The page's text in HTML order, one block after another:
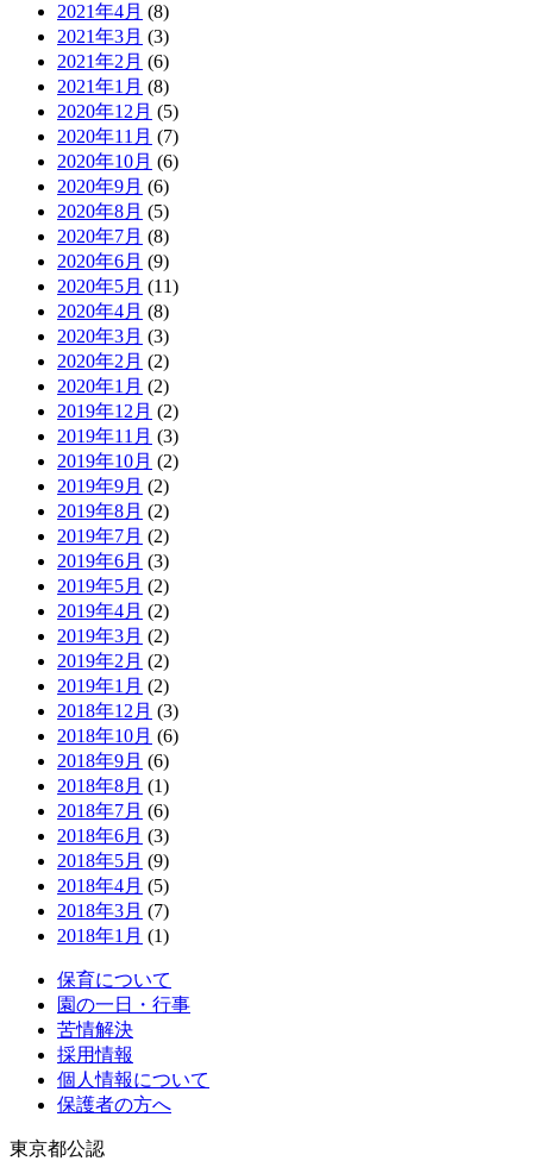
2021年4月 (8)
2021年3月 (3)
2021年2月 (6)
2021年1月 (8)
2020年12月 (5)
2020年11月 (7)
2020年10月 (6)
2020年9月 (6)
2020年8月 (5)
2020年7月 (8)
2020年6月 (9)
2020年5月 (11)
2020年4月 (8)
2020年3月 (3)
2020年2月 (2)
2020年1月 (2)
2019年12月 (2)
2019年11月 (3)
2019年10月 (2)
2019年9月 (2)
2019年8月 (2)
2019年7月 (2)
2019年6月 (3)
2019年5月 (2)
2019年4月 (2)
2019年3月 (2)
2019年2月 (2)
2019年1月 (2)
2018年12月 (3)
2018年10月 (6)
2018年9月 (6)
2018年8月 (1)
2018年7月 (6)
2018年6月 (3)
2018年5月 (9)
2018年4月 (5)
2018年3月 (7)
2018年1月 (1)
保育について
園の一日・行事
苦情解決
採用情報
個人情報について
保護者の方へ
東京都公認